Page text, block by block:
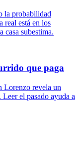
la probabilidad
real está en los
casa subestima.
que paga
Lorenzo revela un
el pasado ayuda a